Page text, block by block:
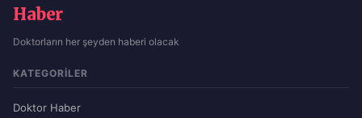
Haber
Doktorların her şeyden haberi olacak
KATEGORILER
Doktor Haber